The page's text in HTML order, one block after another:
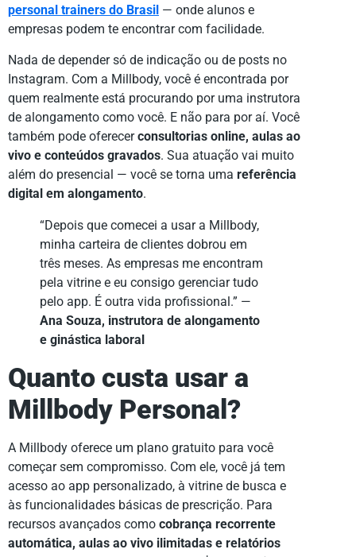
personal trainers do Brasil — onde alunos e
empresas podem te encontrar com facilidade.
Nada de depender só de indicação ou de posts no
Instagram. Com a Millbody, você é encontrada por
quem realmente está procurando por uma instrutora
de alongamento como você. E não para por aí. Você
também pode oferecerconsultorias online, aulas ao
vivo e conteúdos gravados. Sua atuação vai muito
além do presencial — você se torna uma referência
digital em alongamento.
“Depois que comecei a usar a Millbody,
minha carteira de clientes dobrou em
três meses. As empresas me encontram
pela vitrine e eu consigo gerenciar tudo
pelo app. É outra vida profissional.” —
Ana Souza, instrutora de alongamento
e ginástica laboral
Quanto custa usar a
Millbody Personal?
A Millbody oferece um plano gratuito para você
começar sem compromisso. Com ele, você já tem
acesso ao app personalizado, à vitrine de busca e
às funcionalidades básicas de prescrição. Para
recursos avançados como cobrança recorrente
automática, aulas ao vivo ilimitadas e relatórios